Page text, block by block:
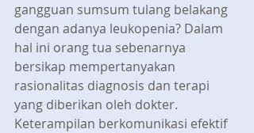
gangguan sumsum tulang belakang
dengan adanya leukopenia? Dalam
hal ini orang tua sebenarnya
bersikap mempertanyakan
rasionalitas diagnosis dan terapi
yang diberikan oleh dokter.
Keterampilan berkomunikasi efektif